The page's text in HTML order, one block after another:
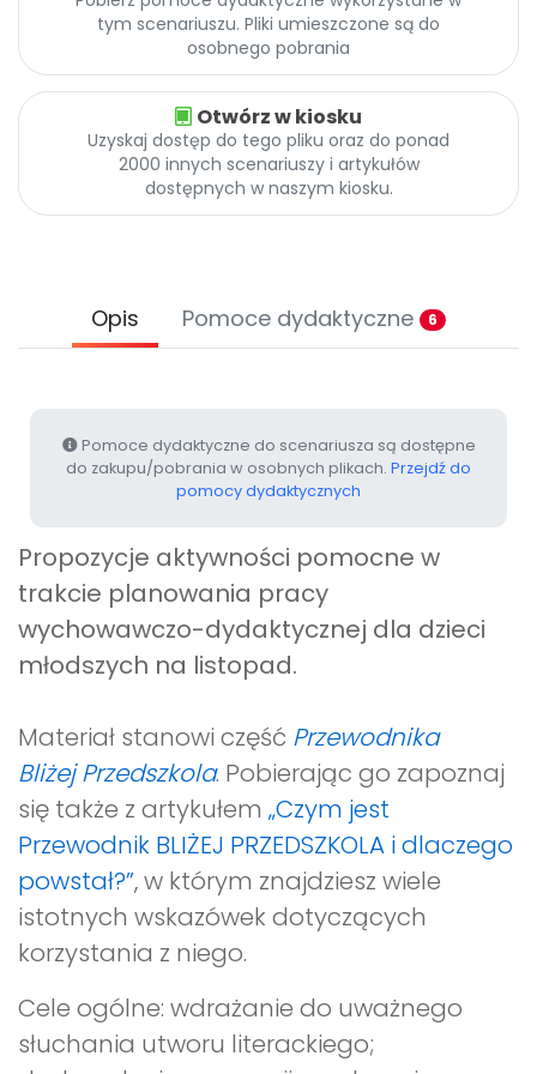
Promocje
tym scenariuszu. Pliki umieszczone są do
osobnego pobrania
Otwórz w kiosku
Uzyskaj dostęp do tego pliku oraz do ponad
2000 innych scenariuszy i artykułów
dostępnych w naszym kiosku.
Opis Pomoce dydaktyczne 6
Pomoce dydaktyczne do scenariusza są dostępne
do zakupu/pobrania w osobnych plikach. Przejdź do
pomocy dydaktycznych
Propozycje aktywności pomocne w
trakcie planowania pracy
wychowawczo-dydaktycznej dla dzieci
młodszych na listopad.
Materiał stanowi część Przewodnika
Bliżej Przedszkola. Pobierając go zapoznaj
się także z artykułem „Czym jest
Przewodnik BLIŻEJ PRZEDSZKOLA i dlaczego
powstał?”, w którym znajdziesz wiele
istotnych wskazówek dotyczących
korzystania z niego.
Cele ogólne: wdrażanie do uważnego
słuchania utworu literackiego;